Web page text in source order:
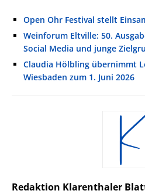
Open Ohr Festival stellt
Weinforum Eltville: 50.
Social Media und junge
Claudia Hölbling übernimmt
Wiesbaden zum 1. Juni 2026
Redaktion Klarenthaler